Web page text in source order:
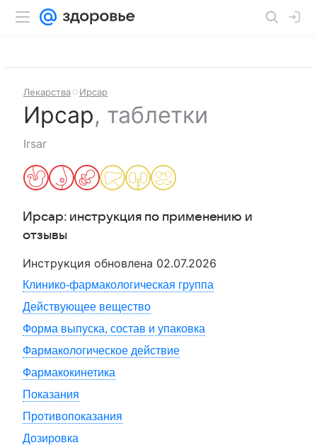
Лекарства Ирсар
Ирсар, таблетки
Irsar
Ирсар: инструкция по применению и
отзывы
Инструкция обновлена 02.07.2026
Клинико-фармакологическая группа
Действующее вещество
Форма выпуска, состав и упаковка
Фармакологическое действие
Фармакокинетика
Показания
Противопоказания
Дозировка